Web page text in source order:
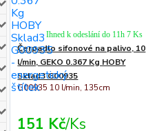
Čerpadlo sifonové na palivo, 10
l/min, GEKO 0.367 Kg HOBY
Sklad3 G00935
G00935 10 l/min, 135cm
151 Kč/Ks
Ihned k odeslání do 11h 7 Ks